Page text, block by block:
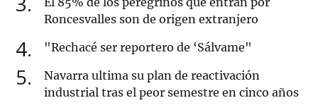
Roncesvalles son de origen extranjero
4 "Rechacé ser reportero de ‘Sálvame"
5
Navarra ultima su plan de reactivación
industrial tras el peor semestre en cinco años